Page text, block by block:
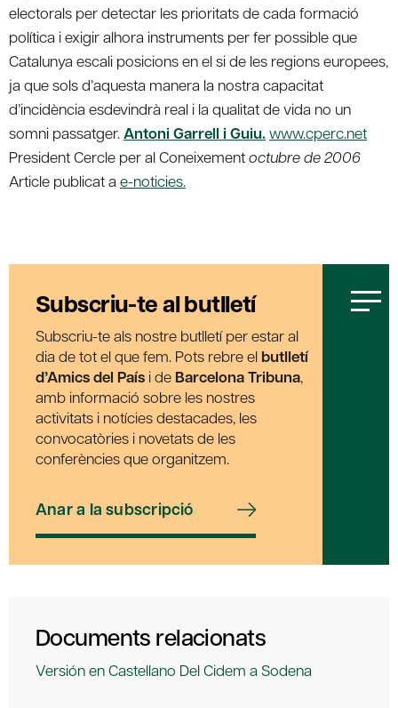
electorals per detectar les prioritats de cada formació
política i exigir alhora instruments per fer possible que
Catalunya escali posicions en el si de les regions europees,
ja que sols d’aquesta manera la nostra capacitat
d’incidència esdevindrà real i la qualitat de vida no un
somni passatger.Antoni Garrell i Guiu.www.cperc.net
President Cercle per al Coneixementoctubre de 2006
Article publicat a e-noticies.
Subscriu-te al butlletí
Subscriu-te als nostre butlletí per estar al
dia de tot el que fem. Pots rebre el butlletí
d’Amics del País i de Barcelona Tribuna,
amb informació sobre les nostres
activitats i notícies destacades, les
convocatòries i novetats de les
conferències que organitzem.
Anar a la subscripció
Documents relacionats
Versión en Castellano Del Cidem a Sodena